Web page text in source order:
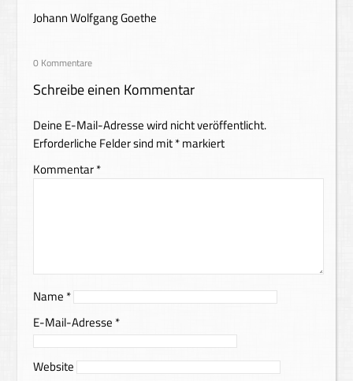
Johann Wolfgang Goethe
0 Kommentare
Schreibe einen Kommentar
Deine E-Mail-Adresse wird nicht veröffentlicht.
Erforderliche Felder sind mit*markiert
Kommentar*
Name *
E-Mail-Adresse *
Website